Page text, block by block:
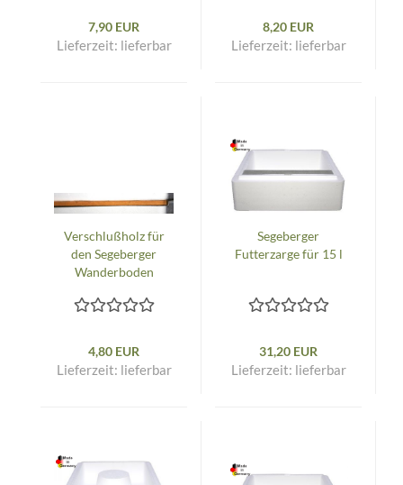
7,90 EUR
Lieferzeit: lieferbar
8,20 EUR
Lieferzeit: lieferbar
Verschlußholz für
den Segeberger
Wanderboden
4,80 EUR
Lieferzeit: lieferbar
Segeberger
Futterzarge für 15 l
31,20 EUR
Lieferzeit: lieferbar